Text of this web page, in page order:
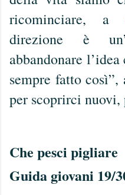
ricominciare, a
direzione è
abbandonare
sempre fatto
per scoprirci
Che pesci pigliare
Guida giovani 19/